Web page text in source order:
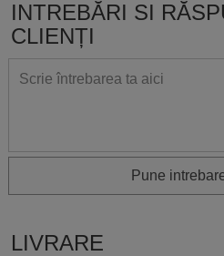
INTREBĂRI SI
CLIENȚI
Pune
LIVRARE